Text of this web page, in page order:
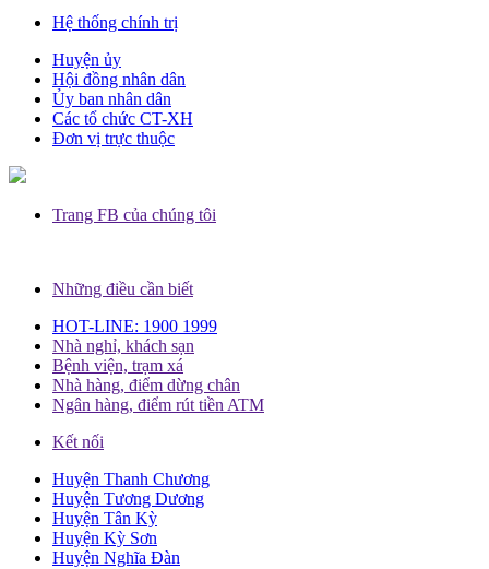
Hệ thống chính trị
Huyện ủy
Hội đồng nhân dân
Ủy ban nhân dân
Các tổ chức CT-XH
Đơn vị trực thuộc
Trang FB của chúng tôi
Những điều cần biết
HOT-LINE: 1900 1999
Nhà nghỉ, khách sạn
Bệnh viện, trạm xá
Nhà hàng, điểm dừng chân
Ngân hàng, điểm rút tiền ATM
Kết nối
Huyện Thanh Chương
Huyện Tương Dương
Huyện Tân Kỳ
Huyện Kỳ Sơn
Huyện Nghĩa Đàn